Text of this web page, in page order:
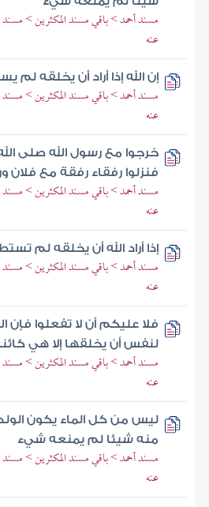
مسند أحمد > باقي مسند المكثرين >
عنه
إن الله إذا أراد أن يخلقه
مسند أحمد > باقي مسند المكثرين >
عنه
خرجوا مع رسول الله صلى
فنزلوا رفقاء رفقة مع فلان
مسند أحمد > باقي مسند المكثرين >
عنه
إذا أراد الله أن يخلقه لم
مسند أحمد > باقي مسند المكثرين >
عنه
فلا عليكم أن لا تفعلوا فإن
لنفس أن يخلقها إلا هي
مسند أحمد > باقي مسند المكثرين >
عنه
ليس من كل الماء يكون الولد
منه شيئا لم يمنعه شيء
مسند أحمد > باقي مسند المكثرين >
عنه